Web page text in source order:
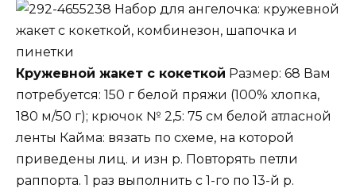
Набор для ангелочка: кружевной
жакет с кокеткой, комбинезон, шапочка и
пинетки
Кружевной жакет с кокеткой Размер: 68 Вам
потребуется: 150 г белой пряжи (100% хлопка,
180 м/50 г); крючок № 2,5: 75 см белой атласной
ленты Кайма: вязать по схеме, на которой
приведены лиц. и изн р. Повторять петли
раппорта. 1 раз выполнить с 1-го по 13-й р.